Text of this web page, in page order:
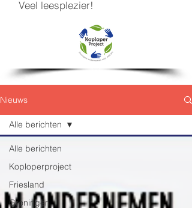
Veel leesplezier!
Nieuws
Alle berichten
Koploperproject
Friesland
Groningen
Alle berichten